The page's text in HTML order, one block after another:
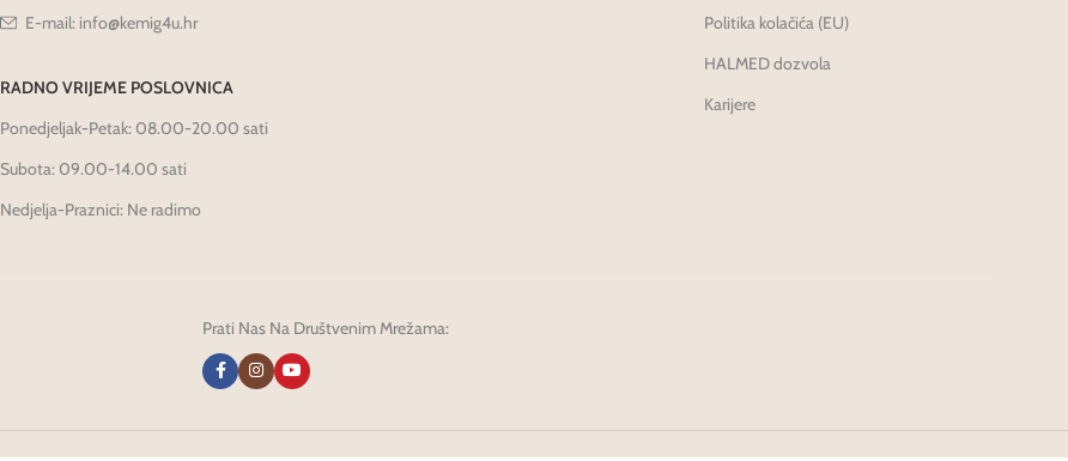
E-mail: info@kemig4u.hr
RADNO VRIJEME POSLOVNICA
Ponedjeljak-Petak: 08.00-20.00 sati
Subota: 09.00-14.00 sati
Nedjelja-Praznici: Ne radimo
Politika kolačića (EU)
HALMED dozvola
Karijere
Prati Nas Na Društvenim Mrežama: